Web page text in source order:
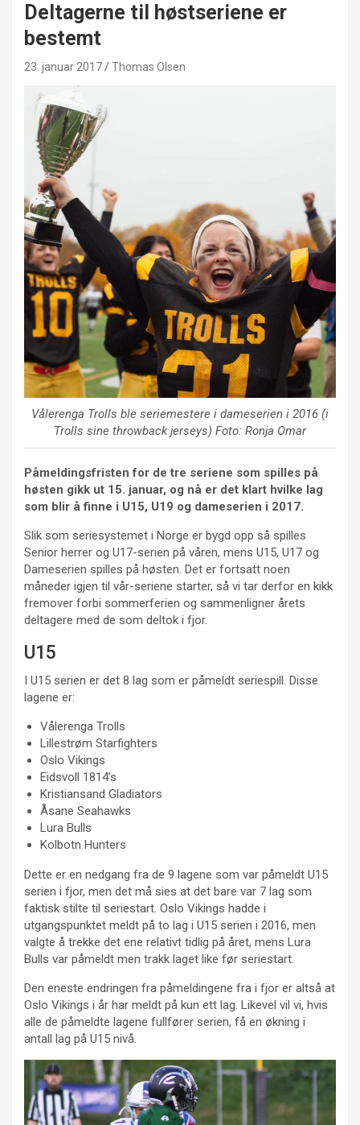
Deltagerne til høstseriene er
bestemt
23. januar 2017 Thomas Olsen
Vålerenga Trolls ble seriemestere i dameserien i 2016 (i
Trolls sine throwback jerseys) Foto: Ronja Omar
Påmeldingsfristen for de tre seriene som spilles på
høsten gikk ut 15. januar, og nå er det klart hvilke lag
som blir å finne i U15, U19 og dameserien i 2017.
Slik som seriesystemet i Norge er bygd opp så spilles
Senior herrer og U17-serien på våren, mens U15, U17 og
Dameserien spilles på høsten. Det er fortsatt noen
måneder igjen til vår-seriene starter, så vi tar derfor en kikk
fremover forbi sommerferien og sammenligner årets
deltagere med de som deltok i fjor.
U15
I U15 serien er det 8 lag som er påmeldt seriespill. Disse
lagene er:
Vålerenga Trolls
Lillestrøm Starfighters
Oslo Vikings
Eidsvoll 1814’s
Kristiansand Gladiators
Åsane Seahawks
Lura Bulls
Kolbotn Hunters
Dette er en nedgang fra de 9 lagene som var påmeldt U15
serien i fjor, men det må sies at det bare var 7 lag som
faktisk stilte til seriestart. Oslo Vikings hadde i
utgangspunktet meldt på to lag i U15 serien i 2016, men
valgte å trekke det ene relativt tidlig på året, mens Lura
Bulls var påmeldt men trakk laget like før seriestart.
Den eneste endringen fra påmeldingene fra i fjor er altså at
Oslo Vikings i år har meldt på kun ett lag. Likevel vil vi, hvis
alle de påmeldte lagene fullfører serien, få en økning i
antall lag på U15 nivå.